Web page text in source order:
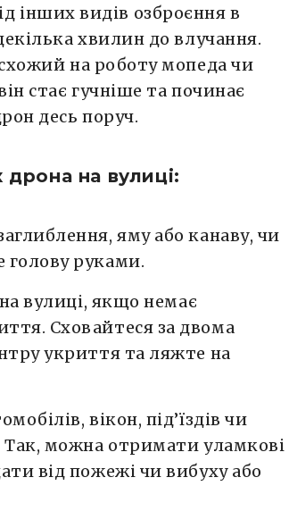
інших видів озброєння в
хвилин до влучання.
на роботу мопеда чи
стає гучніше та починає
десь поруч.
на вулиці:
яму або канаву, чи
руками.
вулиці, якщо немає
Сховайтеся за двома
укриття та ляжте на
вікон, під’їздів чи
Так, можна отримати уламкові
від пожежі чи вибуху або